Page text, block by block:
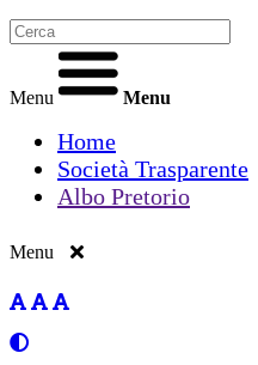
Menu Menu
Home
Società Trasparente
Albo Pretorio
Menu